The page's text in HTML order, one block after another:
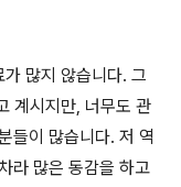
많지 않습니다. 그
계시지만, 너무도 관
들이 많습니다. 저 역
라 많은 동감을 하고